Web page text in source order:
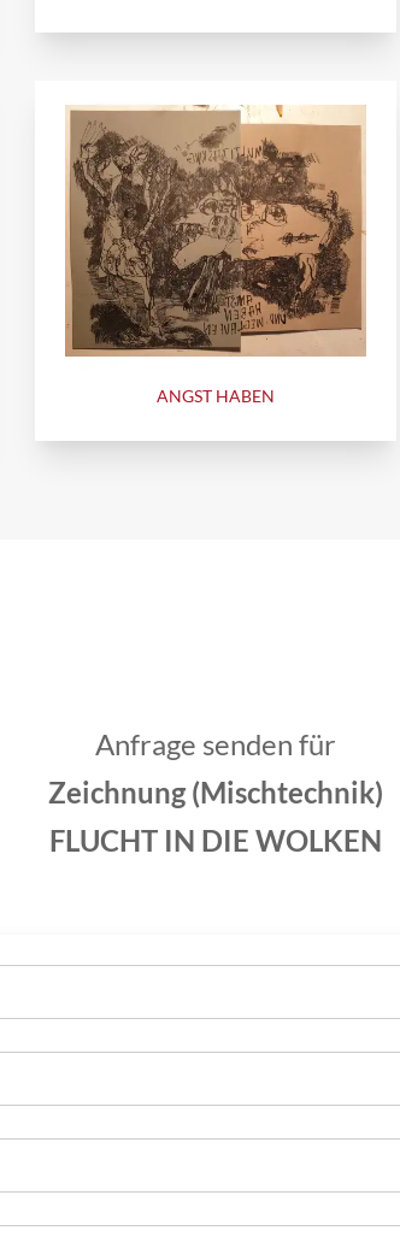
ANGST HABEN
Anfrage senden für
Zeichnung (Mischtechnik)
FLUCHT IN DIE WOLKEN